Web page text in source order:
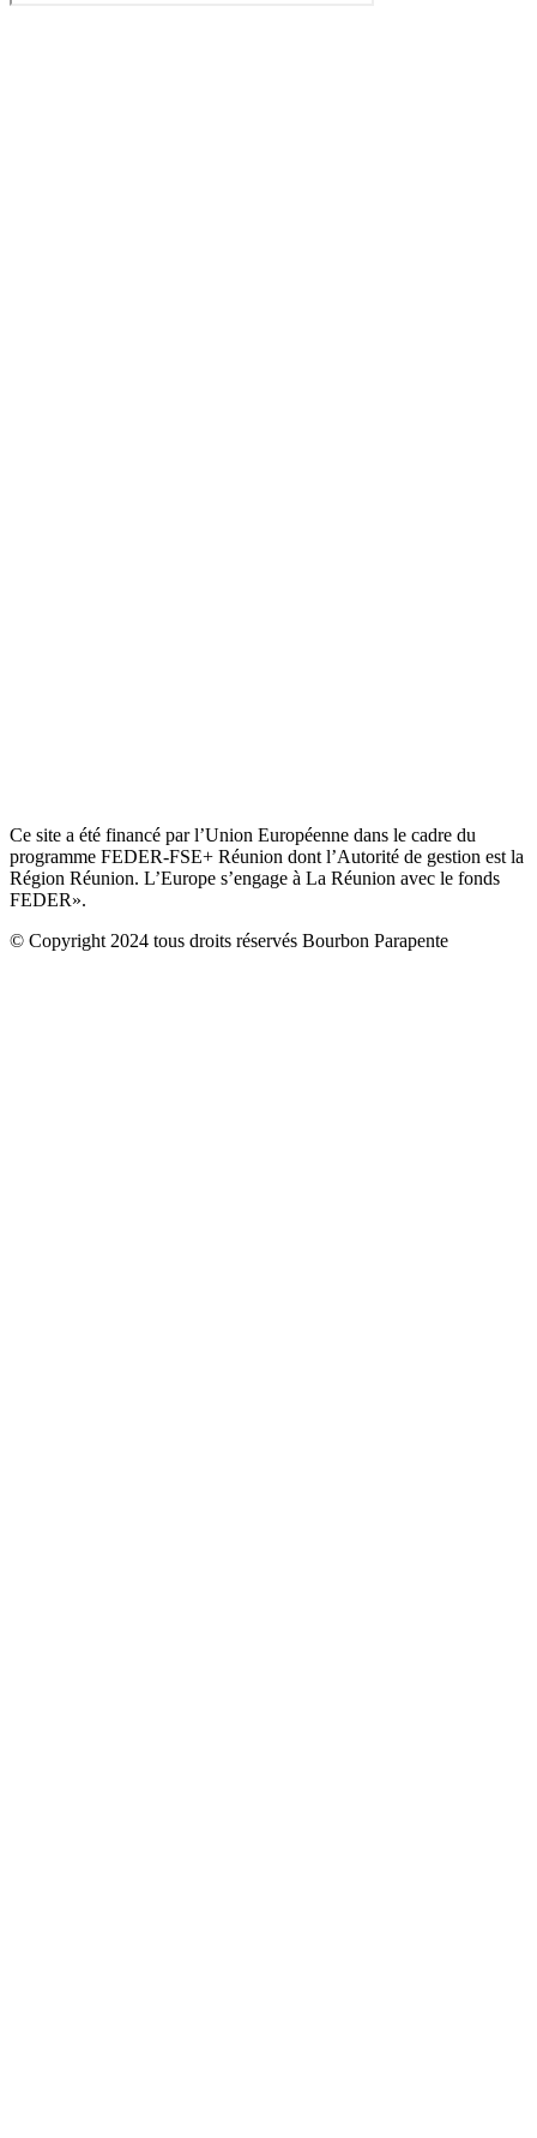
Ce site a été financé par l’Union Européenne dans le cadre du
programme FEDER-FSE+ Réunion dont l’Autorité de gestion est la
Région Réunion. L’Europe s’engage à La Réunion avec le fonds
FEDER».
© Copyright 2024 tous droits réservés Bourbon Parapente